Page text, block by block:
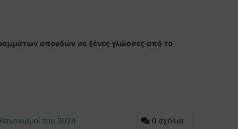
σπουδών σε ξένες γλώσσες από το
του 2024 0 σχόλια